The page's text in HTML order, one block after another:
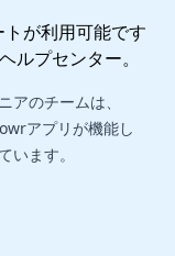
が利用可能です
ルプセンター。
アのチームは、
アプリが機能し
います。